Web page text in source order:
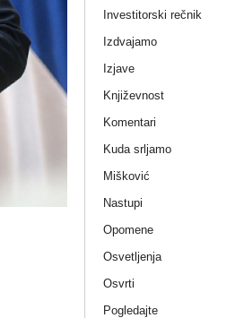
Investitorski rečnik
Izdvajamo
Izjave
Književnost
Komentari
Kuda srljamo
Mišković
Nastupi
Opomene
Osvetljenja
Osvrti
Pogledajte